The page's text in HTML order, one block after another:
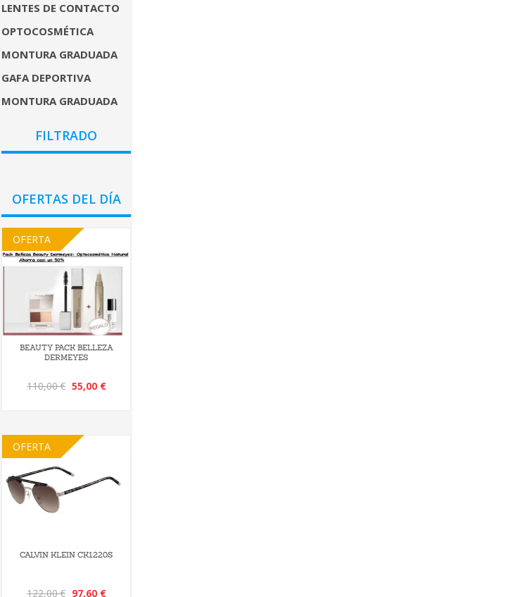
LENTES DE CONTACTO
OPTOCOSMÉTICA
MONTURA GRADUADA
GAFA DEPORTIVA
MONTURA GRADUADA
FILTRADO
OFERTAS DEL DÍA
OFERTA
BEAUTY PACK BELLEZA
DERMEYES
110,00 € 55,00 €
OFERTA
CALVIN KLEIN CK1220S
122,00 € 97,60 €